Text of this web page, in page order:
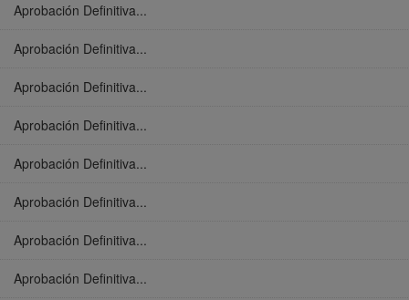
Aprobación Definitiva...
Aprobación Definitiva...
Aprobación Definitiva...
Aprobación Definitiva...
Aprobación Definitiva...
Aprobación Definitiva...
Aprobación Definitiva...
Aprobación Definitiva...